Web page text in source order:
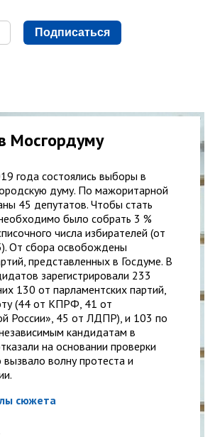
Подписаться
Мосгордуму
года состоялись выборы в
думу. По мажоритарной
45 депутатов. Чтобы стать
было собрать 3 %
числа избирателей (от
От сбора освобождены
представленных в Госдуме. В
зарегистрировали 233
130 от парламентских партий,
(44 от КПРФ, 41 от
России», 45 от ЛДПР), и 103 по
кандидатам в
на основании проверки
волну протеста и
сюжета